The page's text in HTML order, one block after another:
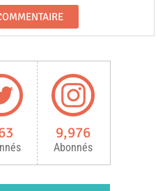
9,976
Abonnés